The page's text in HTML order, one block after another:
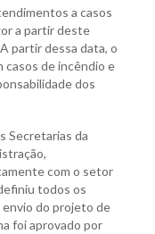
a casos
a partir deste
partir dessa data, o
casos de incêndio e
dos
Secretarias da
com o setor
todos os
do projeto de
foi aprovado por